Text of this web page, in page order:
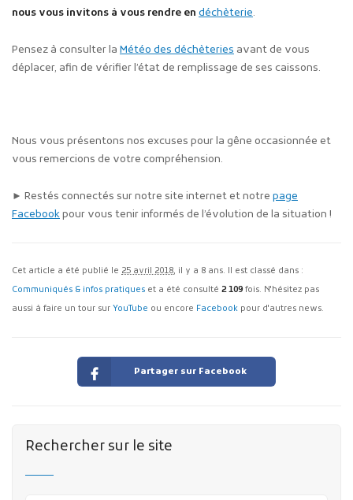
nous vous invitons à vous rendre en déchèterie.
Pensez à consulter la Météo des déchèteries avant de vous
déplacer, afin de vérifier l’état de remplissage de ses caissons.
Nous vous présentons nos excuses pour la gêne occasionnée et
vous remercions de votre compréhension.
► Restés connectés sur notre site internet et notre page
Facebookpour vous tenir informés de l’évolution de la situation !
Cet article a été publié le 25 avril 2018, il y a 8 ans. Il est classé dans :
Communiqués & infos pratiques et a été consulté 2 109 fois. N'hésitez pas
aussi à faire un tour sur YouTube ou encore Facebook pour d'autres news.
Partager sur Facebook
Rechercher sur le site